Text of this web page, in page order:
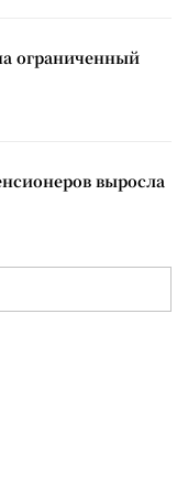
ограниченный
выросла